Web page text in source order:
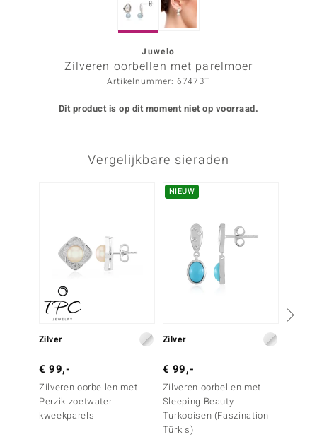
Juwelo
Zilveren oorbellen met parelmoer
Artikelnummer: 6747BT
Dit product is op dit moment niet op voorraad.
Vergelijkbare sieraden
Zilver
€ 99,-
Zilveren oorbellen met
Perzik zoetwater
kweekparels
NIEUW
Zilver
€ 99,-
Zilveren oorbellen met
Sleeping Beauty
Turkooisen (Faszination
Türkis)